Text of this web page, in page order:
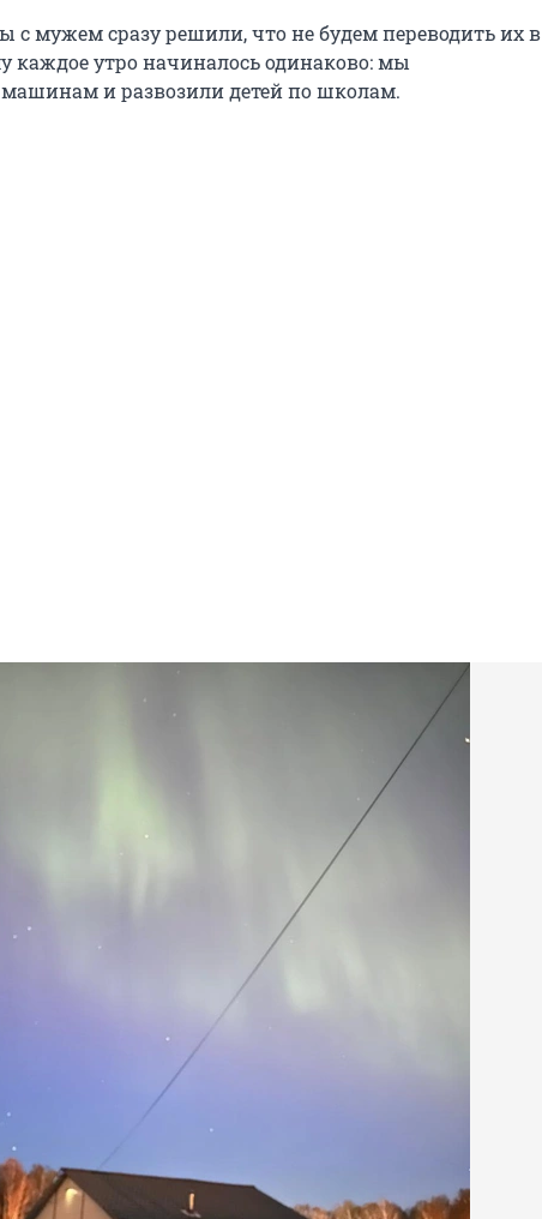
с мужем сразу решили, что не будем переводить их в
каждое утро начиналось одинаково: мы
и развозили детей по школам.